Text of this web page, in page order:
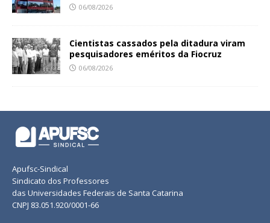
06/08/2026
Cientistas cassados pela ditadura viram
pesquisadores eméritos da Fiocruz
06/08/2026
Apufsc-Sindical
Sindicato dos Professores
das Universidades Federais de Santa Catarina
CNPJ 83.051.920/0001-66